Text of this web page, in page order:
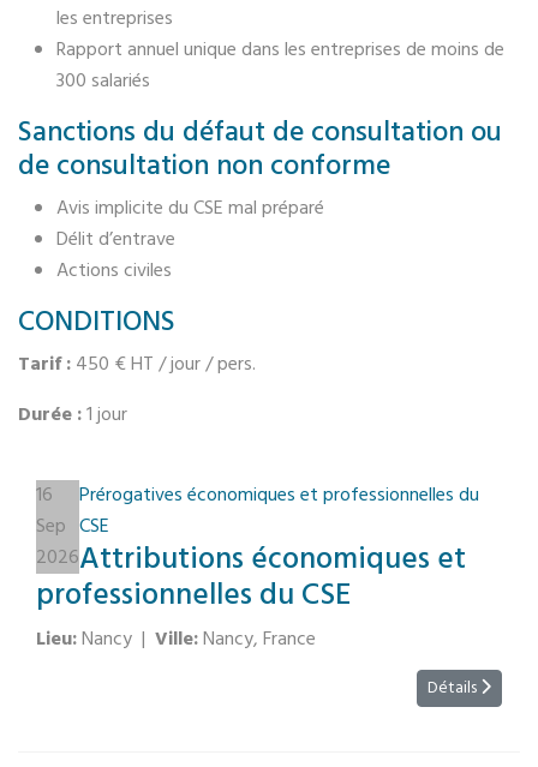
les entreprises
Rapport annuel unique dans les entreprises de moins de
300 salariés
Sanctions du défaut de consultation ou
de consultation non conforme
Avis implicite du CSE mal préparé
Délit d’entrave
Actions civiles
CONDITIONS
Tarif :450 € HT / jour / pers.
Durée :1 jour
16
Sep
2026
Prérogatives économiques et professionnelles du
CSE
Attributions économiques et
professionnelles du CSE
Lieu:Nancy | Ville:Nancy, France
Détails